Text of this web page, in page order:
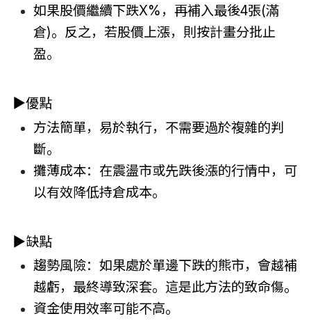
如果股價繼續下跌X%，再補入最後4張(滿
倉)。反之，若股價上漲，則按計畫分批止
盈。
▶優點
方法簡單，易於執行，不需要過於複雜的判
斷。
攤薄成本：在震盪市或先跌後漲的行情中，可
以有效降低持倉成本。
▶缺點
趨勢風險：如果處於單邊下跌的熊市，會越補
越虧，最終導致深套。這是此方法的致命傷。
資金使用效率可能不高。